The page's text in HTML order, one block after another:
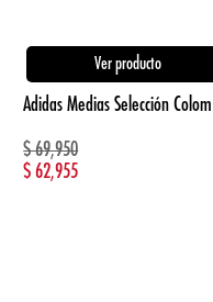
Ver producto
$69,950
$62,955